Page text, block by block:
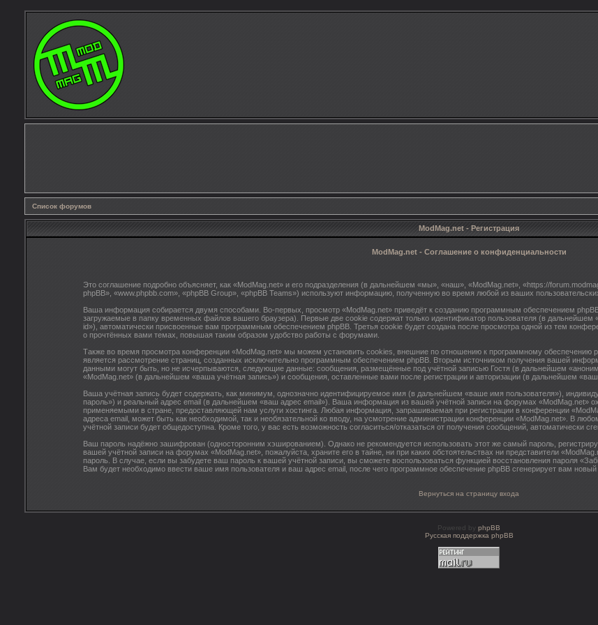
Список форумов
ModMag.net - Регистрация
ModMag.net - Соглашение о конфиденциальности
Это соглашение подробно объясняет, как «ModMag.net» и его подразделения (в дальнейшем «мы», «наш», «ModMag.net», «https://
phpBB», «www.phpbb.com», «phpBB Group», «phpBB Teams») используют информацию, полученную во время любой из ваших
Ваша информация собирается двумя способами. Во-первых, просмотр «ModMag.net» приведёт к созданию программным обеспечением
загружаемые в папку временных файлов вашего браузера). Первые две cookie содержат только идентификатор пользователя (в
id»), автоматически присвоенные вам программным обеспечением phpBB. Третья cookie будет создана после просмотра одной из тем
о прочтённых вами темах, повышая таким образом удобство работы с форумами.
Также во время просмотра конференции «ModMag.net» мы можем установить cookies, внешние по отношению к программному обеспечению
является рассмотрение страниц, созданных исключительно программным обеспечением phpBB. Вторым источником получения вашей
данными могут быть, но не исчерпываются, следующие данные: сообщения, размещённые под учётной записью Гостя (в дальнейшем
«ModMag.net» (в дальнейшем «ваша учётная запись») и сообщения, оставленные вами после регистрации и авторизации (в дальнейшем
Ваша учётная запись будет содержать, как минимум, однозначно идентифицируемое имя (в дальнейшем «ваше имя пользователя»),
пароль») и реальный адрес email (в дальнейшем «ваш адрес email»). Ваша информация из вашей учётной записи на форумах «ModMag.net»
применяемыми в стране, предоставляющей нам услуги хостинга. Любая информация, запрашиваемая при регистрации в конференции
адреса email, может быть как необходимой, так и необязательной ко вводу, на усмотрение администрации конференции «ModMag.net». В
учётной записи будет общедоступна. Кроме того, у вас есть возможность согласиться/отказаться от получения сообщений, автоматически
Ваш пароль надёжно зашифрован (односторонним хэшированием). Однако не рекомендуется использовать этот же самый пароль,
вашей учётной записи на форумах «ModMag.net», пожалуйста, храните его в тайне, ни при каких обстоятельствах ни представители
пароль. В случае, если вы забудете ваш пароль к вашей учётной записи, вы сможете воспользоваться функцией восстановления пароля
Вам будет необходимо ввести ваше имя пользователя и ваш адрес email, после чего программное обеспечение phpBB сгенерирует вам
Вернуться на страницу входа
Powered by phpBB
Русская поддержка phpBB